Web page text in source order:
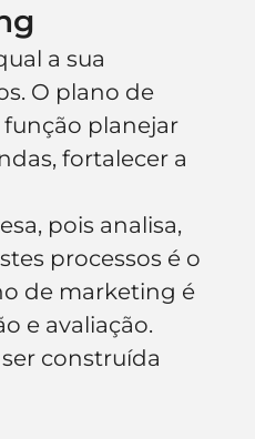
a sua
O plano de
planejar
fortalecer a
pois analisa,
processos é o
de marketing é
e avaliação.
construída